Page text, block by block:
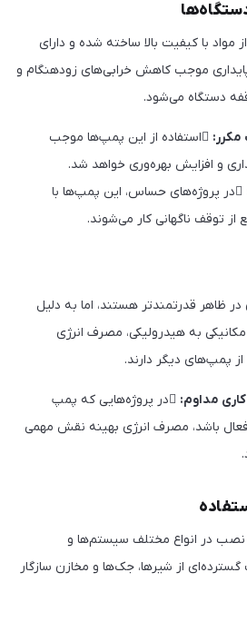
از مواد با کیفیت بالا ساخته شده و دارای
موجب کاهش خرابی‌های زودهنگام و
دستگاه می‌شود.
مکرر:
استفاده از این پمپ‌ها موجب
و افزایش بهره‌وری خواهد شد.
در پروژه‌های حساس، این پمپ‌ها با
از توقف ناگهانی کار می‌شوند.
۹ پیستون در ظاهر قدرتمندتر هستند، اما به دلیل
مکانیکی به هیدرولیکی، مصرف انرژی
پمپ‌های دیگر دارند.
کاری مداوم:
در پروژه‌هایی که پمپ
باشد، مصرف انرژی بهینه نقش مهمی
نصب در انواع مختلف سیستم‌ها و
گسترده‌ای از شیرها، جک‌ها و مخازن سازگار